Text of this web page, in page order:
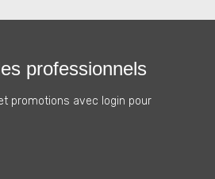
professionnels
promotions avec login pour